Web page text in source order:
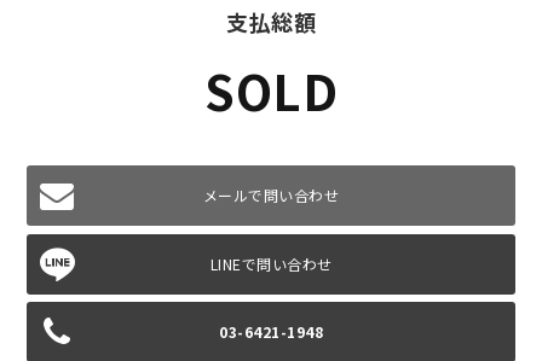
支払総額
SOLD
メールで問い合わせ
03-6421-1948